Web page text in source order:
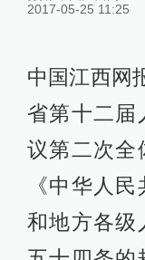
2017-05-25 11:25
中国江西网
省第十二届
议第二次全
《中华人
和地方各级